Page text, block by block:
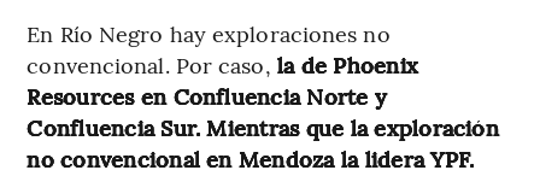
En Río Negro hay exploraciones no
convencional. Por caso, la de Phoenix
Resources en Confluencia Norte y
Confluencia Sur. Mientras que la exploración
no convencional en Mendoza la lidera YPF.